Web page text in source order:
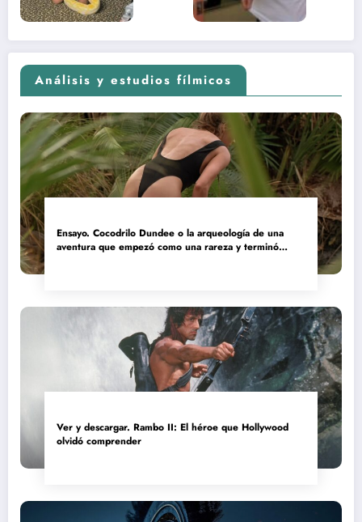
Análisis y estudios fílmicos
Ensayo. Cocodrilo Dundee o la arqueología de una
aventura que empezó como una rareza y terminó
Ver y descargar. Rambo II: El héroe que Hollywood
olvidó comprender